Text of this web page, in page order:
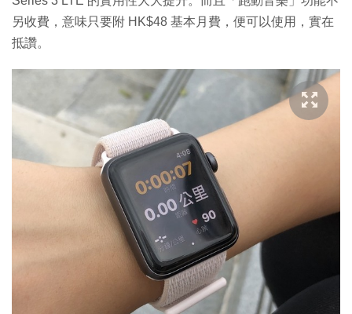
另收費，意味只要附 HK$48 基本月費，便可以使用，實在
抵讚。